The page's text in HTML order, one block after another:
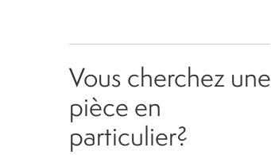
Vous cherchez une
pièce en
particulier?